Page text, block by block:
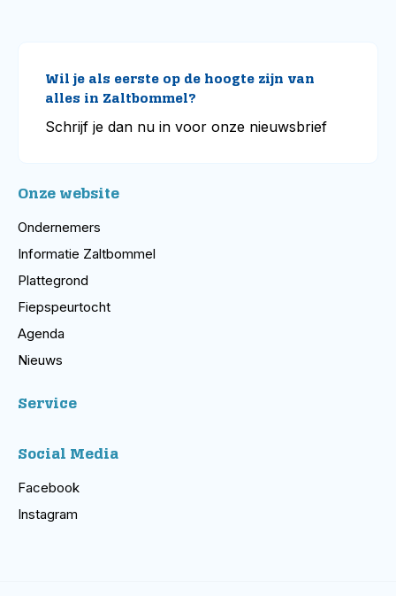
Wil je als eerste op de hoogte zijn van
alles in Zaltbommel?
Schrijf je dan nu in voor onze nieuwsbrief
Onze website
Ondernemers
Informatie Zaltbommel
Plattegrond
Fiepspeurtocht
Agenda
Nieuws
Service
Social Media
Facebook
Instagram